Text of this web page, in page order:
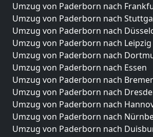
Umzug von Paderborn nach
Umzug von Paderborn nach
Umzug von Paderborn nach
Umzug von Paderborn nach Leipzig
Umzug von Paderborn nach
Umzug von Paderborn nach Essen
Umzug von Paderborn nach
Umzug von Paderborn nach
Umzug von Paderborn nach
Umzug von Paderborn nach
Umzug von Paderborn nach